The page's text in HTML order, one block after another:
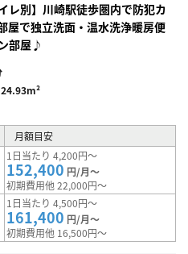
レ別】川崎駅徒歩圏内で防犯カ
屋で独立洗面・温水洗浄暖房便
部屋♪
24.93m²
月額目安
1日当たり 4,200円～
152,400 円/月～
初期費用他 22,000円～
1日当たり 4,500円～
161,400 円/月～
初期費用他 16,500円～